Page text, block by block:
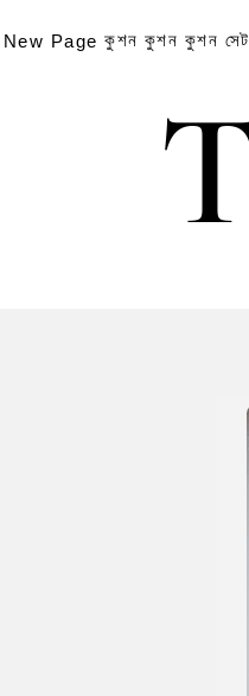
New Page কুশন কুশন কুশন সেট